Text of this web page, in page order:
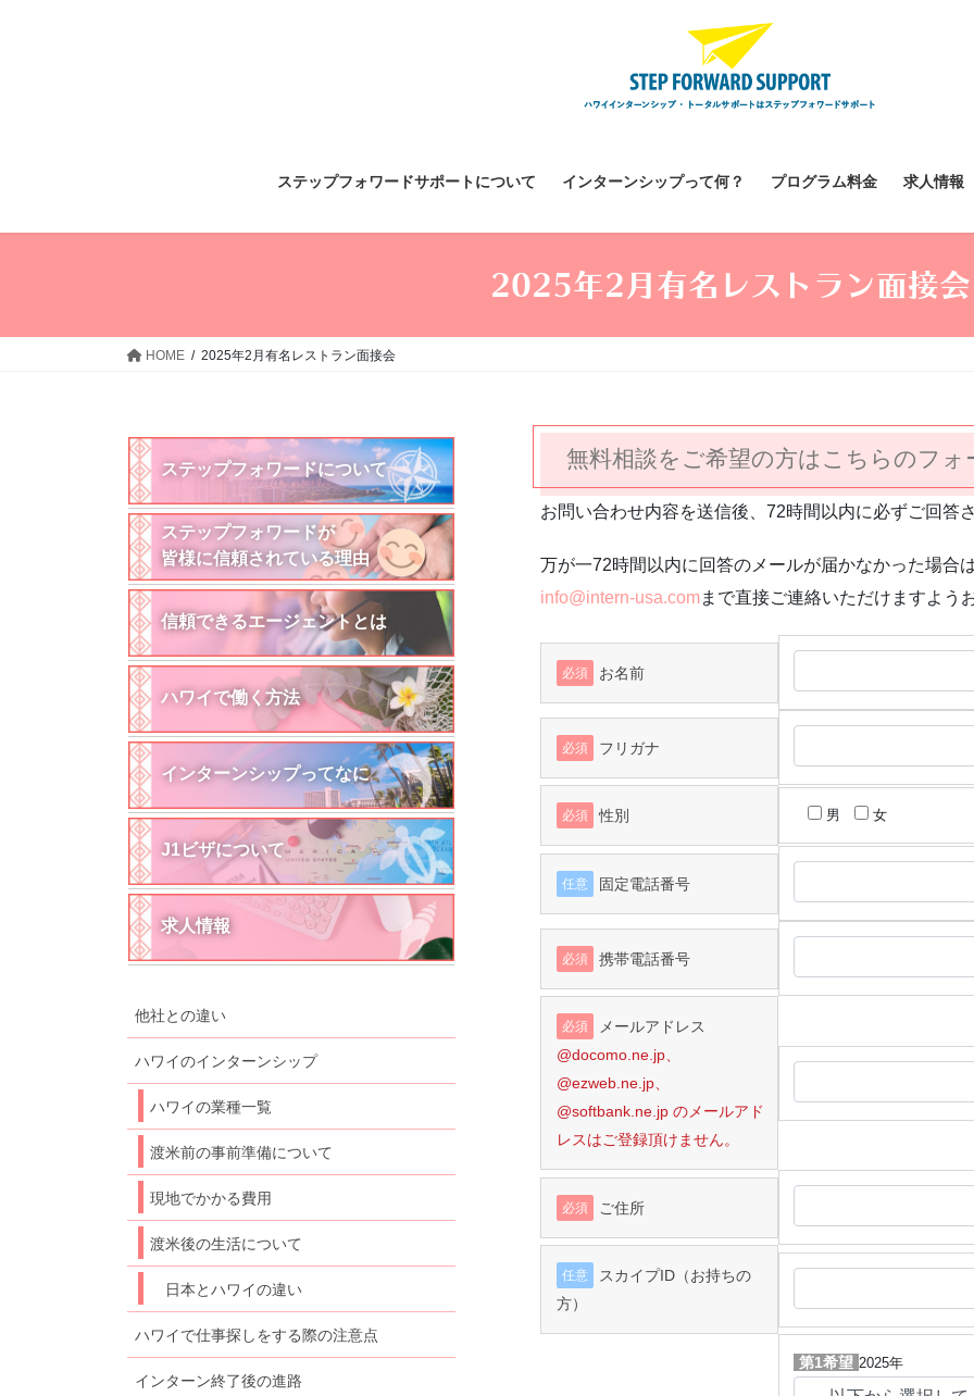
ステップフォワードサポートについて インターンシップって何？ プログラム料金 求人情報
2025年2月有名レストラン面接会
HOME 2025年2月有名レストラン面接会
無料相談をご希望の方はこちらのフ
お問い合わせ内容を送信後、72時間以内に必ずご回答
万が一72時間以内に回答のメールが届かなかった場合
info@intern-usa.comまで直接ご連絡いただけますよう
必須 お名前
必須 フリガナ
必須 性別 男 女
任意 固定電話番号
必須 携帯電話番号
必須
メールアドレス
@docomo.ne.jp、
@ezweb.ne.jp、
@softbank.ne.jp のメールアド
レスはご登録頂けません。
必須 ご住所
任意
スカイプID（お持ちの
方）
第1希望 2025年
ステップフォワードについて
ステップフォワードが
皆様に信頼されている理由
信頼できるエージェントとは
ハワイで働く方法
インターンシップってなに
J1ビザについて
求人情報
他社との違い
ハワイのインターンシップ
ハワイの業種一覧
渡米前の事前準備について
現地でかかる費用
渡米後の生活について
日本とハワイの違い
ハワイで仕事探しをする際の注意点
インターン終了後の進路